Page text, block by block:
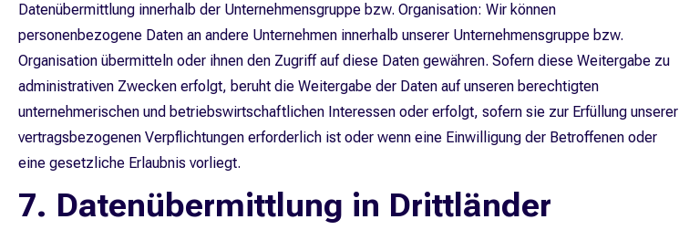
Datenübermittlung innerhalb der Unternehmensgruppe bzw. Organisation: Wir können
personenbezogene Daten an andere Unternehmen innerhalb unserer Unternehmensgruppe bzw.
Organisation übermitteln oder ihnen den Zugriff auf diese Daten gewähren. Sofern diese Weitergabe zu
administrativen Zwecken erfolgt, beruht die Weitergabe der Daten auf unseren berechtigten
unternehmerischen und betriebswirtschaftlichen Interessen oder erfolgt, sofern sie zur Erfüllung unserer
vertragsbezogenen Verpflichtungen erforderlich ist oder wenn eine Einwilligung der Betroffenen oder
eine gesetzliche Erlaubnis vorliegt.
7. Datenübermittlung in Drittländer